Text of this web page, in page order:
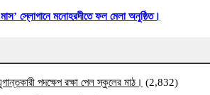
স্লোগানে মনোহরদীতে ফল মেলা অনুষ্ঠিত।
পদক্ষেপ রক্ষা পেল স্কুলের মাঠ। (2,832)